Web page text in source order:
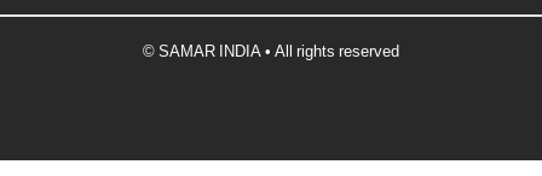
© SAMAR INDIA • All rights reserved